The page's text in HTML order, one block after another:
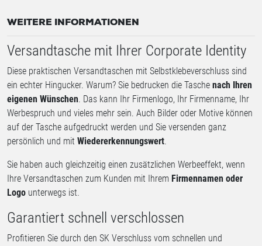
WEITERE INFORMATIONEN
Versandtasche mit Ihrer Corporate Identity
Diese praktischen Versandtaschen mit Selbstklebeverschluss sind
ein echter Hingucker. Warum? Sie bedrucken die Tasche nach Ihren
eigenen Wünschen. Das kann Ihr Firmenlogo, Ihr Firmenname, Ihr
Werbespruch und vieles mehr sein. Auch Bilder oder Motive können
auf der Tasche aufgedruckt werden und Sie versenden ganz
persönlich und mit Wiedererkennungswert.
Sie haben auch gleichzeitig einen zusätzlichen Werbeeffekt, wenn
Ihre Versandtaschen zum Kunden mit Ihrem Firmennamen oder
Logo unterwegs ist.
Garantiert schnell verschlossen
Profitieren Sie durch den SK Verschluss vom schnellen und